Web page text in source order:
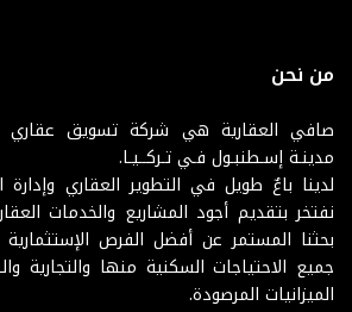
من نحن
صافي العقارية هي شركة تسويق عقاري
مدينـة إسـطنبـول فـي تـركــيـا.
لدينا باعٌ طويل في التطوير العقاري
نفتخر بتقديم أجود المشاريع والخدمات
بحثنا المستمر عن أفضل الفرص الإستثمارية
جميع الاحتياجات السكنية منها
الميزانيات المرصودة.